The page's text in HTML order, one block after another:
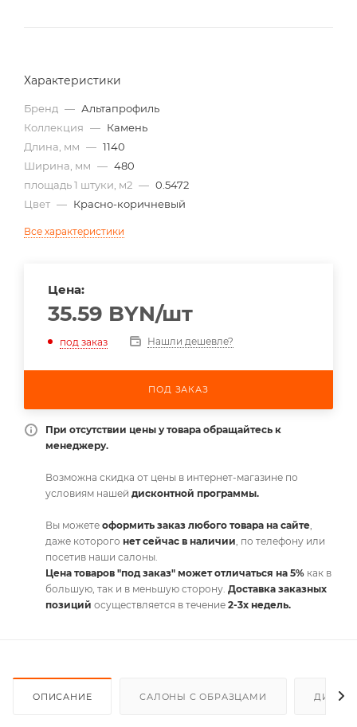
Характеристики
Бренд — Альтапрофиль
Коллекция — Камень
Длина, мм — 1140
Ширина, мм — 480
площадь 1 штуки, м2 — 0.5472
Цвет — Красно-коричневый
Все характеристики
Цена:
35.59 BYN/шт
под заказ Нашли дешевле?
ПОД ЗАКАЗ
При отсутствии цены у товара обращайтесь к
менеджеру.
Возможна скидка от цены в интернет-магазине по
условиям нашей дисконтной программы.
Вы можете оформить заказ любого товара на сайте,
даже которого нет сейчас в наличии, по телефону или
посетив наши салоны.
Цена товаров "под заказ" может отличаться на 5% как в
большую, так и в меньшую сторону. Доставка заказных
позиций осуществляется в течение 2-3х недель.
ОПИСАНИЕ САЛОНЫ С ОБРАЗЦАМИ